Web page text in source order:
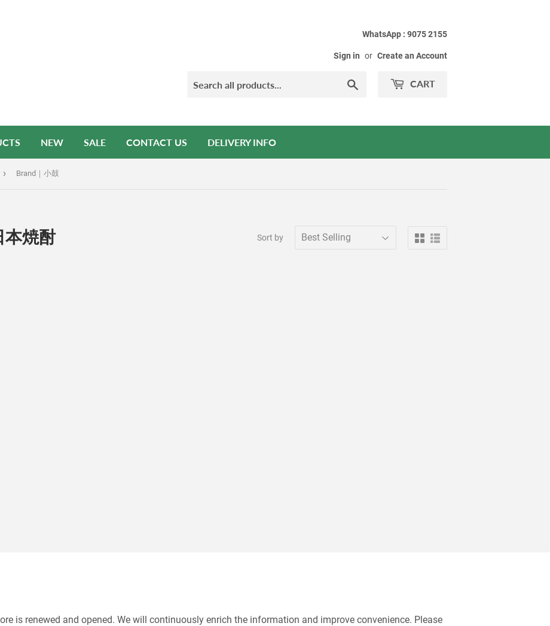
WhatsApp : 9075 2155
Sign in or Create an Account
CART
NEW SALE CONTACT US DELIVERY INFO
› Brand｜小鼓
本焼酎 Sort by
is renewed and opened. We will continuously enrich the information and improve convenience. Please